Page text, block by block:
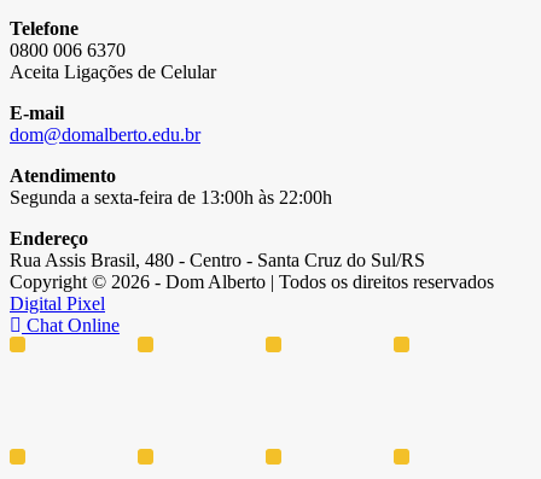
Telefone
0800 006 6370
Aceita Ligações de Celular
E-mail
dom@domalberto.edu.br
Atendimento
Segunda a sexta-feira de 13:00h às 22:00h
Endereço
Rua Assis Brasil, 480 - Centro - Santa Cruz do Sul/RS
Copyright © 2026 - Dom Alberto | Todos os direitos reservados
Digital Pixel
Chat Online